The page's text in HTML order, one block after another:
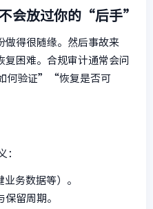
会放过你的“后手”
做得很随缘。然后事故来
困难。合规审计通常会问
何验证”“恢复是否可
：
务数据等）。
留周期。